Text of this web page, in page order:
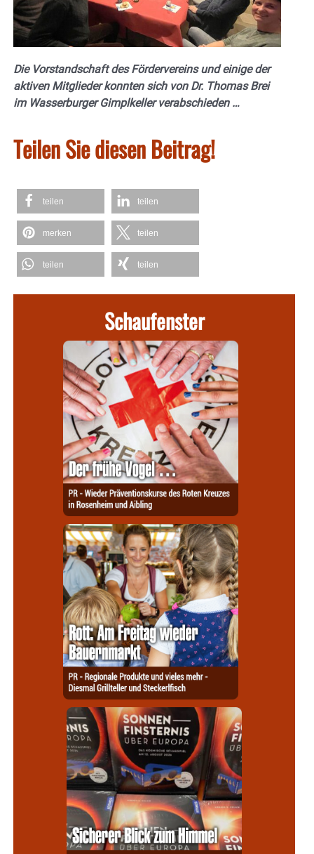
Die Vorstandschaft des Fördervereins und einige der
aktiven Mitglieder konnten sich von Dr. Thomas Brei
im Wasserburger Gimplkeller verabschieden …
Teilen Sie diesen Beitrag!
teilen teilen
merken teilen
teilen teilen
Schaufenster